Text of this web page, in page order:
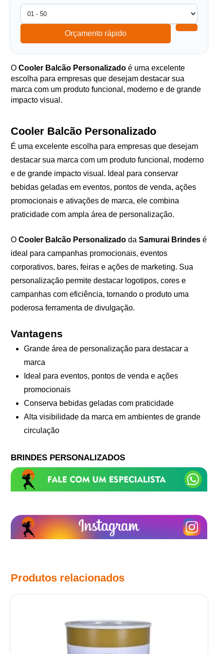
Orçamento rápido
OCooler Balcão Personalizado é uma excelente
escolha para empresas que desejam destacar sua
marca com um produto funcional, moderno e de grande
impacto visual.
Cooler Balcão Personalizado
É uma excelente escolha para empresas que desejam
destacar sua marca com um produto funcional, moderno
e de grande impacto visual. Ideal para conservar
bebidas geladas em eventos, pontos de venda, ações
promocionais e ativações de marca, ele combina
praticidade com ampla área de personalização.
OCooler Balcão Personalizado daSamurai Brindes é
ideal para campanhas promocionais, eventos
corporativos, bares, feiras e ações de marketing. Sua
personalização permite destacar logotipos, cores e
campanhas com eficiência, tornando o produto uma
poderosa ferramenta de divulgação.
Vantagens
Grande área de personalização para destacar a
marca
Ideal para eventos, pontos de venda e ações
promocionais
Conserva bebidas geladas com praticidade
Alta visibilidade da marca em ambientes de grande
circulação
BRINDES PERSONALIZADOS
Produtos relacionados